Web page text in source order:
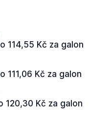
114,55 Kč za galon
111,06 Kč za galon
120,30 Kč za galon